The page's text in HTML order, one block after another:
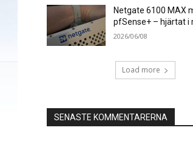
Netgate 6100 MAX
pfSense+ – hjärtat i
2026/06/08
Load more
SENASTE KOMMENTARERNA